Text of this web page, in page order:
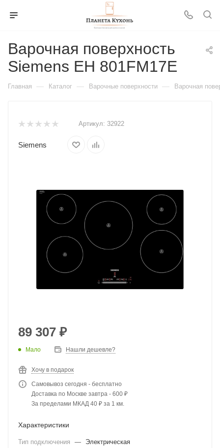
Варочная поверхность
Siemens EH 801FM17E
Главная — Каталог — Варочные поверхности — Варочная
Артикул: 32922
Siemens
89 307 ₽
Мало Нашли дешевле?
Хочу в подарок
Самовывоз сегодня - бесплатно
Доставка по Москве завтра - 600 ₽
За пределами МКАД 40 ₽ за 1 км.
Характеристики
Тип подключения —
Электрическая